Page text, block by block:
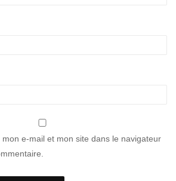
e-mail et mon site dans le navigateur